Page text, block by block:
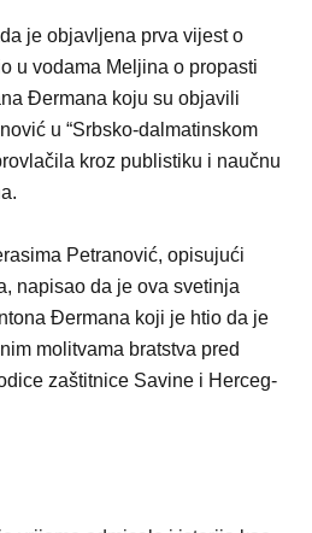
je objavljena prva vijest o
u vodama Meljina o propasti
Đermana koju su objavili
u “Srbsko-dalmatinskom
kroz publistiku i naučnu
Petranović, opisujući
napisao da je ova svetinja
Đermana koji je htio da je
molitvama bratstva pred
zaštitnice Savine i Herceg-